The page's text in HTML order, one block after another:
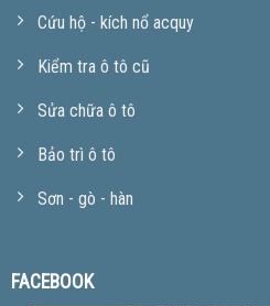
Cứu hộ - kích nổ acquy
Kiểm tra ô tô cũ
Sửa chữa ô tô
Bảo trì ô tô
Sơn - gò - hàn
FACEBOOK